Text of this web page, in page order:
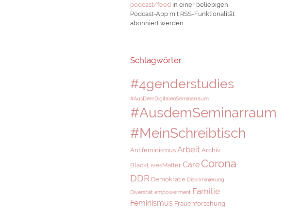
podcast/feed in einer beliebigen
Podcast-App mit RSS-Funktionalität
abonniert werden.
Schlagwörter
#4genderstudies
#AusDemDigitalenSeminarraum
#AusdemSeminarraum
#MeinSchreibtisch
Antifeminismus Arbeit Archiv
BlackLivesMatter Care Corona
DDR Demokratie Diskriminierung
Diversität empowerment Familie
Feminismus Frauenforschung